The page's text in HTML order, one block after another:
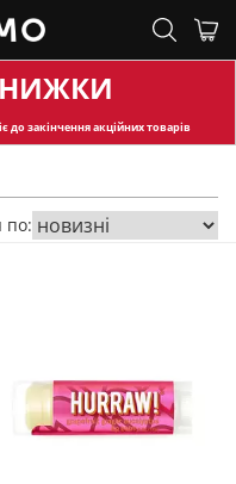
до закінчення акційних товарів
по: